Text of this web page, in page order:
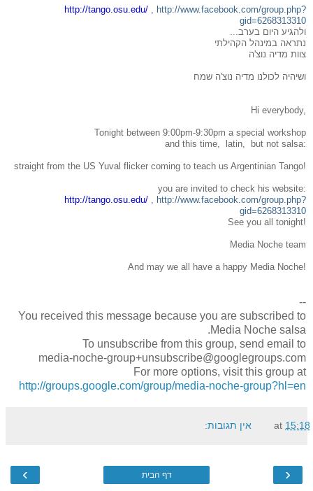
http://tango.osu.edu/ , http://www.facebook.com/group.php?
gid=6268313310
ולהגיע היום בערב...
נתראה במינהל הקהילתי
צוות מדיה נוצ'ה
ושיהיה לכולנו מדיה נוצ'ה שמח
Hi everybody,
Tonight between 9:00pm-9:30pm a special workshop
and this time, latin, but not salsa:
straight from the US Yuval flicker coming to teach us Argentinian Tango!
you are invited to check his website:
http://tango.osu.edu/ , http://www.facebook.com/group.php?
gid=6268313310
See you all tonight!
Media Noche team
And may we all have a happy Media Noche!
--
You received this message because you are subscribed to
Media Noche salsa.
To unsubscribe from this group, send email to
media-noche-group+unsubscribe@googlegroups.com
For more options, visit this group at
http://groups.google.com/group/media-noche-group?hl=en
at 15:18 אין תגובות:
‹
› דף הבית